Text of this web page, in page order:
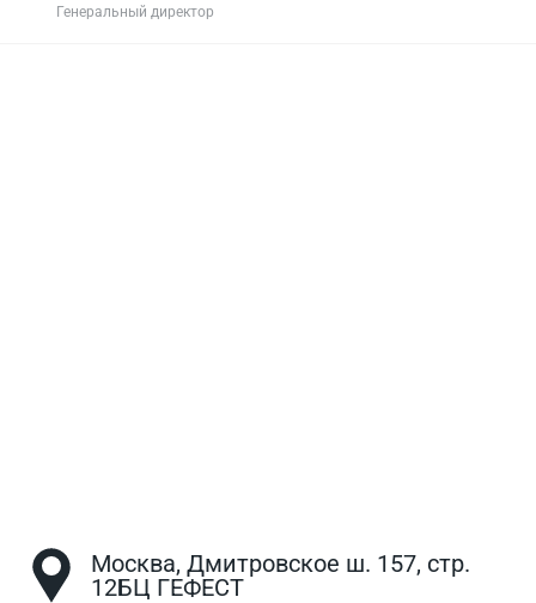
Генеральный директор
Москва, Дмитровское ш. 157, стр.
12БЦ ГЕФЕСТ